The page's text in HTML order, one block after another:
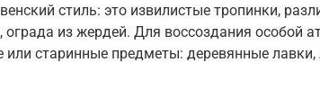
стиль: это извилистые тропинки,
ограда из жердей. Для воссоздания особой
или старинные предметы: деревянные лавки,